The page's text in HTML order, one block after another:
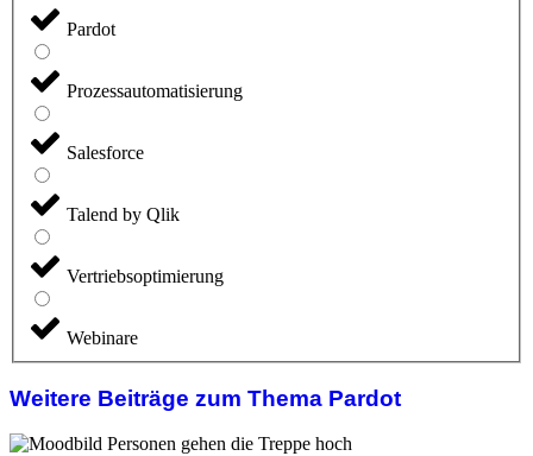
Pardot
Prozessautomatisierung
Salesforce
Talend by Qlik
Vertriebsoptimierung
Webinare
Weitere Beiträge zum Thema Pardot